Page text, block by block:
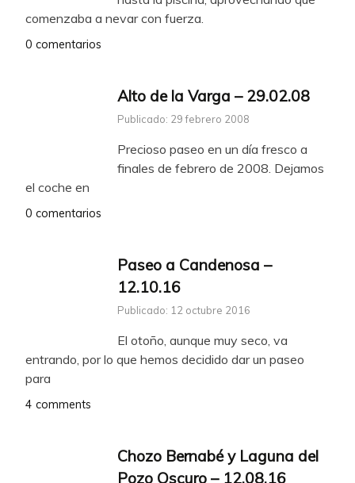
comenzaba a nevar con fuerza.
0 comentarios
Alto de la Varga – 29.02.08
Publicado: 29 febrero 2008
Precioso paseo en un día fresco a
finales de febrero de 2008. Dejamos
el coche en
0 comentarios
Paseo a Candenosa –
12.10.16
Publicado: 12 octubre 2016
El otoño, aunque muy seco, va
entrando, por lo que hemos decidido dar un paseo
para
4 comments
Chozo Bernabé y Laguna del
Pozo Oscuro – 12.08.16